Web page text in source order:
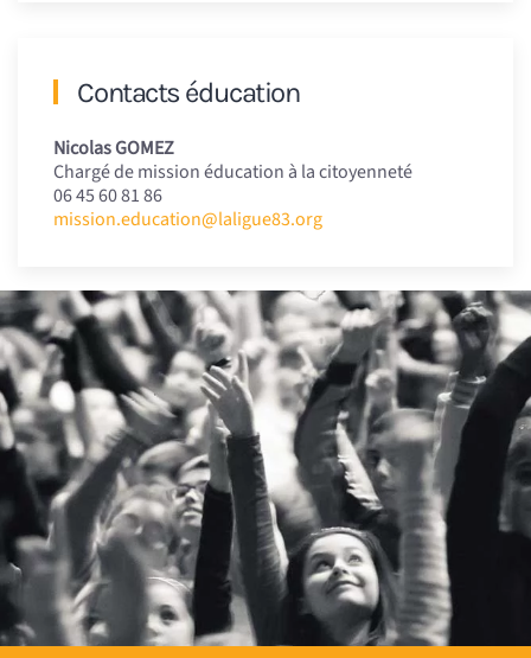
Contacts éducation
Nicolas GOMEZ
Chargé de mission éducation à la citoyenneté
06 45 60 81 86
mission.education@laligue83.org